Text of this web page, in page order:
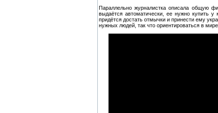
Параллельно журналистка описала общую
выдаётся автоматически, ее нужно купить
придётся достать отмычки и принести ему
нужных людей, так что ориентироваться в